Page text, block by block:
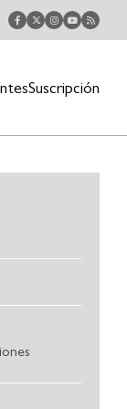
Suscripción